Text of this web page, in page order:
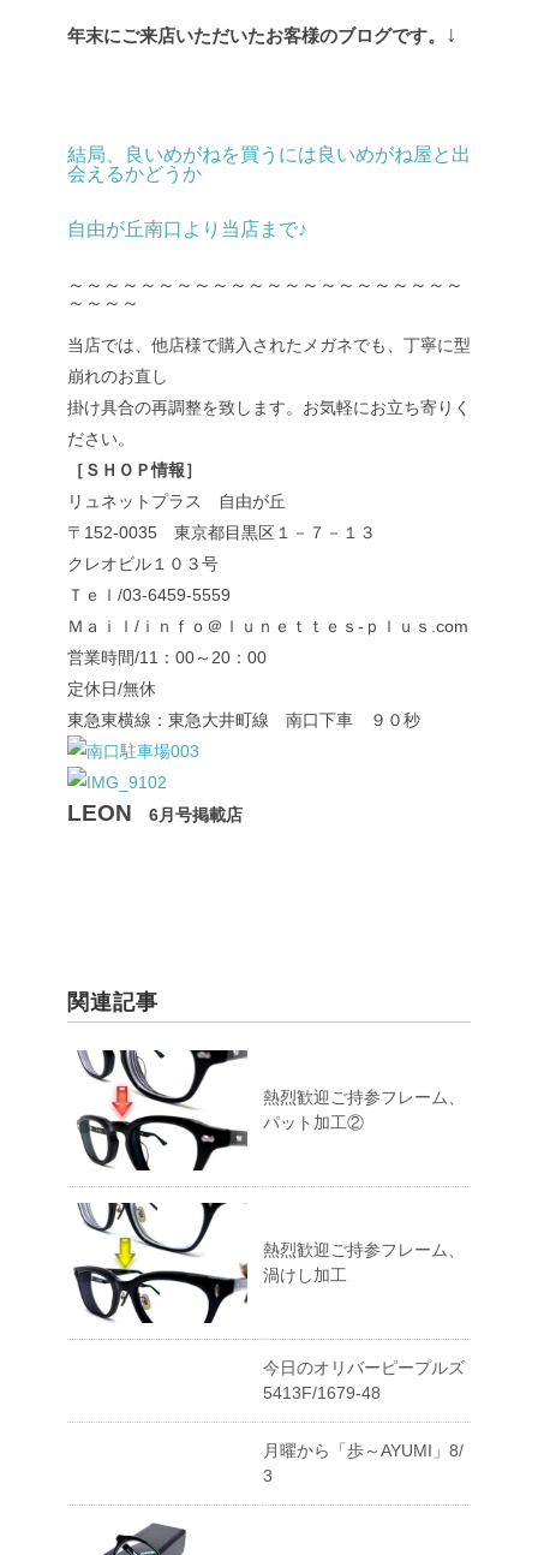
年末にご来店いただいたお客様のブログです。 ↓
結局、良いめがねを買うには良いめがね屋と出
会えるかどうか
自由が丘南口より当店まで♪
～～～～～～～～～～～～～～～～～～～～～～
～～～～
当店では、他店様で購入されたメガネでも、丁寧に型
崩れのお直し
掛け具合の再調整を致します。お気軽にお立ち寄りく
ださい。
［ＳＨＯＰ情報］
リュネットプラス 自由が丘
〒152-0035 東京都目黒区１－７－１３
クレオビル１０３号
Ｔｅｌ/03-6459-5559
Ｍａｉｌ/ｉｎｆｏ＠ｌｕｎｅｔｔｅｓ-ｐｌｕｓ.com
営業時間/11：00～20：00
定休日/無休
東急東横線：東急大井町線 南口下車 ９０秒
LEON 6月号掲載店
関連記事
熱烈歓迎ご持参フレーム、
パット加工②
熱烈歓迎ご持参フレーム、
渦けし加工
今日のオリバーピープルズ
5413F/1679-48
月曜から「歩～AYUMI」8/
3